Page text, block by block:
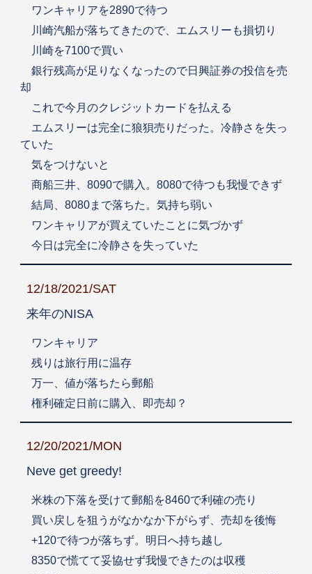
ワンキャリアを2890で待つ
川崎汽船が落ちてきたので、エムスリーも損切り
川崎を7100で買い
銀行残高が足りなくなったので日興証券の投信を売
却
これで今月のクレジットカードを払える
エムスリーは完全に狼狽売りだった。冷静さを失っ
ていた
気をつけないと
商船三井、8090で購入。8080で待つも我慢できず
結局、8080まで落ちた。気持ち弱い
ワンキャリアが買えていたことに気づかず
今日は完全に冷静さを失っていた
12/18/2021/SAT
来年のNISA
ワンキャリア
残りは旅行用に温存
万一、値が落ちたら郵船
権利確定日前に購入、即売却？
12/20/2021/MON
Neve get greedy!
米株の下落を受けて郵船を8460で利確の売り
買い戻しを狙うがなかなか下がらず、売却を後悔
+120で待つが落ちず。明日へ持ち越し
8350で慌てて妥協せず我慢できたのは収穫